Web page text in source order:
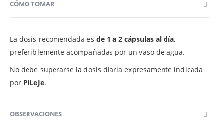
CÓMO TOMAR
La dosis recomendada es de 1 a 2 cápsulas al día,
preferiblemente acompañadas por un vaso de agua.
No debe superarse la dosis diaria expresamente indicada
por PiLeJe.
OBSERVACIONES